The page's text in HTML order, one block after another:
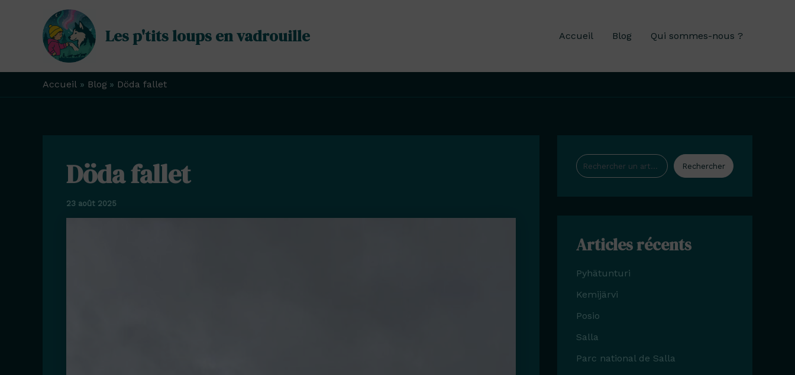
Les p'tits loups en vadrouille Accueil Blog Qui sommes-nous ?
Accueil Blog Döda fallet
Döda fallet
23 août 2025
Rechercher
Rechercher
Articles récents
Pyhätunturi
Kemijärvi
Posio
Salla
Parc national de Salla